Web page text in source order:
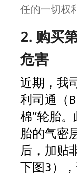
任的一切权
2. 购买
危害
近期，我
利司通（
棉”轮胎
胎的气密
后，加贴
下图3）